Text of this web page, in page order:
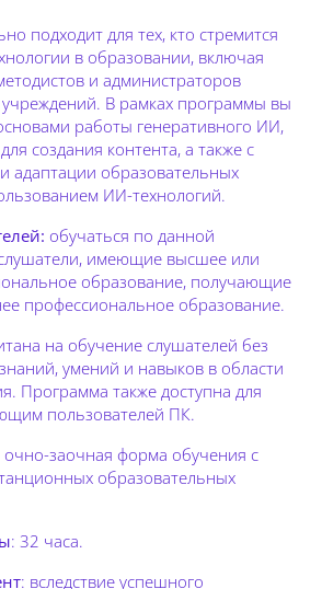
подходит для тех, кто стремится
в образовании, включая
и администраторов
В рамках программы вы
работы генеративного ИИ,
создания контента, а также с
адаптации образовательных
ИИ-технологий.
обучаться по данной
имеющие высшее или
образование, получающие
профессиональное образование.
на обучение слушателей без
умений и навыков в области
Программа также доступна для
пользователей ПК.
очно-заочная форма обучения с
образовательных
: 32 часа.
: вследствие успешного